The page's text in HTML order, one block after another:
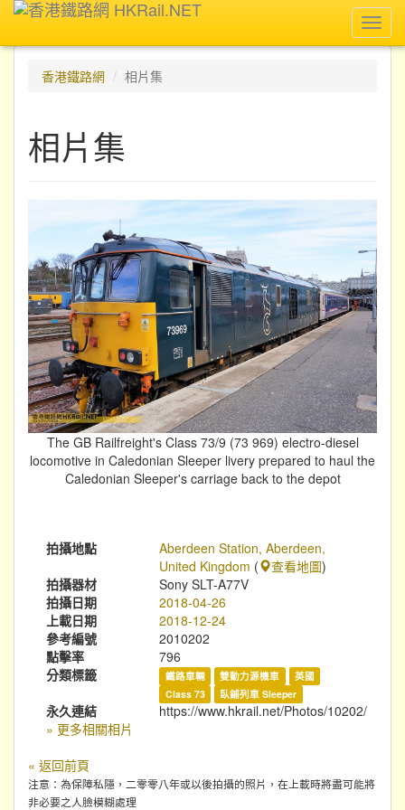
香港鐵路網
相片集
相片集
The GB Railfreight's Class 73/9 (73 969) electro-diesel
locomotive in Caledonian Sleeper livery prepared to haul the
Caledonian Sleeper's carriage back to the depot
拍攝地點
Aberdeen Station, Aberdeen,
United Kingdom ( 查看地圖)
拍攝器材
Sony SLT-A77V
拍攝日期
2018-04-26
上載日期
2018-12-24
參考編號
2010202
點擊率
796
分類標籤
鐵路車輛 雙動力源機車
英國
Class 73
臥鋪列車 Sleeper
永久連結
https://www.hkrail.net/Photos/10202/
» 更多相關相片
« 返回前頁
注意：為保障私隱，二零零八年或以後拍攝的照片，在上載時將盡可能將
非必要之人臉模糊處理